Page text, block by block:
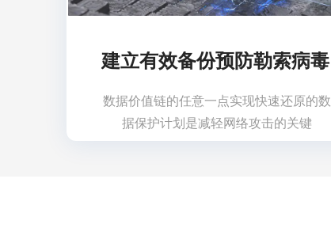
建立有效备份预防勒索病毒
数据价值链的任意一点实现快速还原的数
据保护计划是减轻网络攻击的关键